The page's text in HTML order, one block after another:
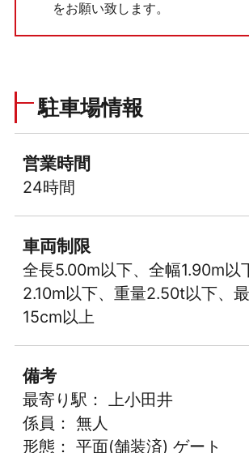
をお願い致します。
駐車場情報
営業時間
24時間
車両制限
全長5.00m以下、全幅1.90m以
2.10m以下、重量2.50t以下、
15cm以上
備考
最寄り駅： 上小田井
係員： 無人
形態： 平面(舗装済) ゲート